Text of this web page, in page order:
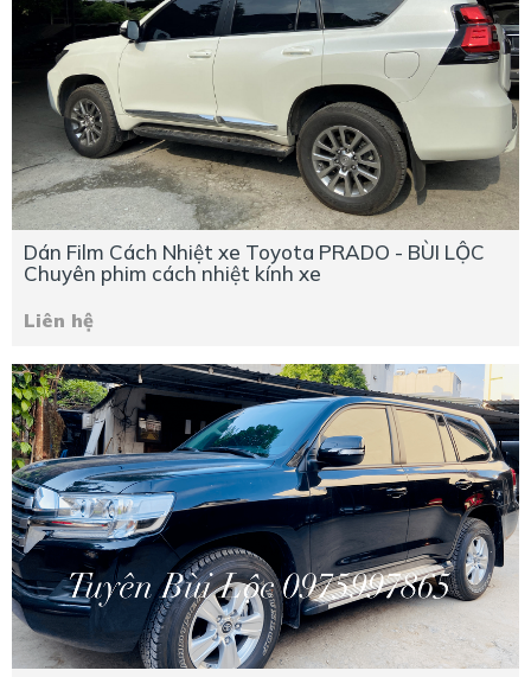
Dán Film Cách Nhiệt xe Toyota PRADO - BÙI LỘC
Chuyên phim cách nhiệt kính xe
Liên hệ